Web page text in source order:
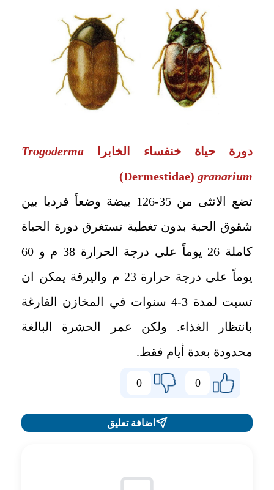
دورة حياة خنفساء الخابرا Trogoderma
granarium
(Dermestidae)
تضع الانثى من 35-126 بيضة وضعاً فرديا بين
شقوق الحبة بدون تغطية تستغرق دورة الحياة
كاملة 26 يوماً على درجة الحرارة 38 م و 60
يوماً على درجة حرارة 23 م واليرقة يمكن ان
تسبت لمدة 3-4 سنوات في المخازن الفارغة
بانتظار الغذاء. ولكن عمر الحشرة البالغة
محدودة بعدة أيام فقط.
0
0
اضافة تعليق